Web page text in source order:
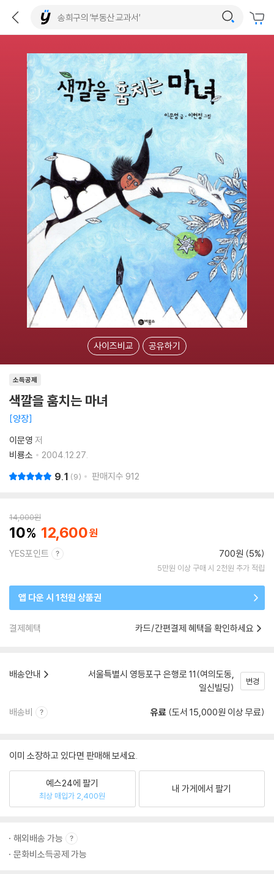
사이즈비교 공유하기
소득공제
색깔을 훔치는 마녀
양장
이문영 저
비룡소
2004.12.27.
9.1 9 판매지수 912
14,000원
10 12,600
YES포인트 700원 (5%)
5만원 이상 구매 시 2천원 추가 적립
앱 다운 시 1천원 상품권
결제혜택 카드/간편결제 혜택을 확인하세요
배송안내
서울특별시 영등포구 은행로 11(여의도동,
일신빌딩)
변경
배송비 유료 (도서 15,000원 이상 무료)
이미 소장하고 있다면 판매해 보세요.
예스24에 팔기
최상 매입가 2,400원
내 가게에서 팔기
해외배송 가능
문화비소득공제 가능